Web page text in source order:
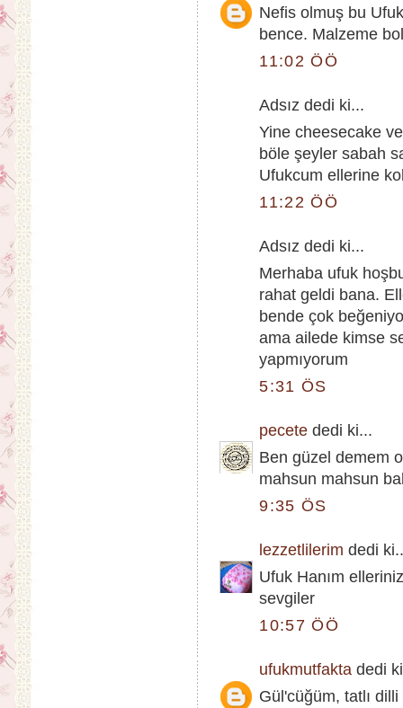
Nefis olmuş bu
bence. Malzeme
11:02 ÖÖ
Adsız dedi ki...
Yine cheesecake
böle şeyler sabah
Ufukcum ellerine
11:22 ÖÖ
Adsız dedi ki...
Merhaba ufuk
rahat geldi bana.
bende çok
ama ailede kimse
yapmıyorum
5:31 ÖS
pecete dedi ki...
Ben güzel demem
mahsun mahsun
9:35 ÖS
lezzetlilerim dedi
Ufuk Hanım
sevgiler
10:57 ÖÖ
ufukmutfakta dedi
Gül'cüğüm, tatlı